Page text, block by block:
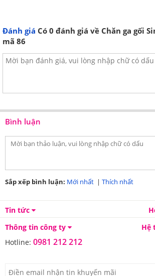
Đánh giá Có 0 đánh giá về Chăn ga gối
mã 86
Bình luận
Sắp xếp bình luận: Mới nhất | Thích nhất
Tin tức
Thông tin công ty
Hệ
Hotline: 0981 212 212